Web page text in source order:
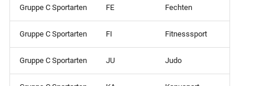
Schülerliste (Tagebuch mit
Schülerliste (gruppiert
Wahlpflichtfächern
Klassenliste mit
ausgeschulten Schülern
Gruppe C Sportarten FE Fechten
Gruppe C Sportarten FI Fitnesssport
Gruppe C Sportarten JU Judo